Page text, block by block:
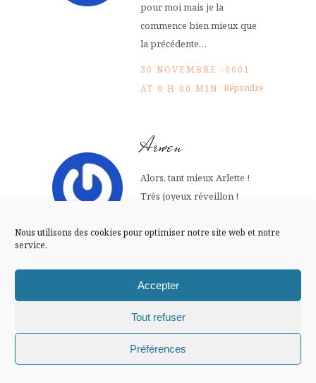
Nous utilisons des cookies pour optimiser notre site web et notre
service.
Accepter
Tout refuser
Préférences
pour moi mais je la
commence bien mieux que
la précédente…
30 NOVEMBRE -0001
AT 0 H 00 MIN Répondre
Arwen
Alors, tant mieux Arlette !
Très joyeux réveillon !
AT 0 H 00 MIN
Sylvie, Enfin moi
Un bilan très positif alors…
Gros bisous ma belle et bon
bout d’an
FLUX INSTA
Mentions légales